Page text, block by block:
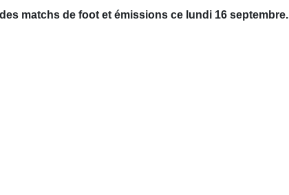
matchs de foot et émissions ce lundi 16 septembre.